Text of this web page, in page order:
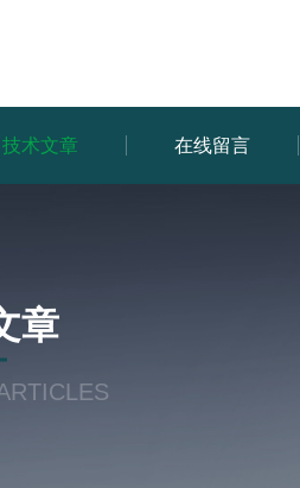
技术文章 在线留言
章